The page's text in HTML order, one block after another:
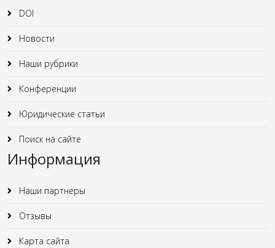
DOI
Новости
Наши рубрики
Конференции
Юридические статьи
Поиск на сайте
Информация
Наши партнеры
Отзывы
Карта сайта